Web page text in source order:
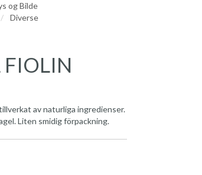
og Bilde
Diverse
FIOLIN
av naturliga ingredienser.
Liten smidig förpackning.